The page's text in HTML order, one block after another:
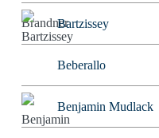
Bartzissey
Beberallo
Benjamin Mudlack